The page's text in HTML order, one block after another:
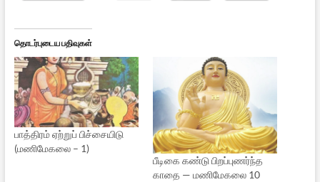
தொடர்புடைய பதிவுகள்
பாத்திரம் ஏற்றுப் பிச்சையிடு
(மணிமேகலை – 1)
பீடிகை கண்டு பிறப்புணர்ந்த
காதை — மணிமேகலை 10